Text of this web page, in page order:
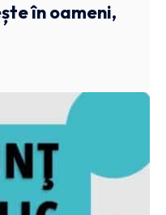
în oameni,